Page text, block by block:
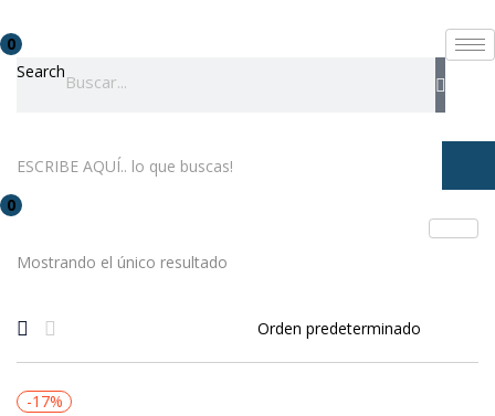
0
Search
0
Mostrando el único resultado
-17%